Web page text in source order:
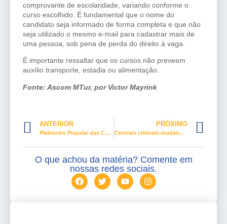
comprovante de escolaridade, variando conforme o
curso escolhido. É fundamental que o nome do
candidato seja informado de forma completa e que não
seja utilizado o mesmo e-mail para cadastrar mais de
uma pessoa, sob pena de perda do direito à vaga.
É importante ressaltar que os cursos não preveem
auxílio transporte, estadia ou alimentação.
Fonte: Ascom MTur, por Victor Mayrink
ANTERIOR
Plebiscito Popular das Centrais Sindicais e MST vai ouvir brasileiros
PRÓXIMO
Centrais criticam mudanças no Conselho Nacional de Previdência Social
O que achou da matéria? Comente em
nossas redes sociais.